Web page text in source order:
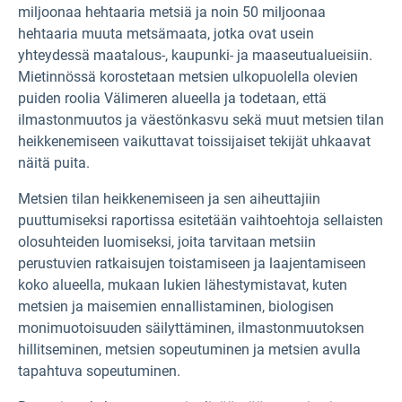
miljoonaa hehtaaria metsiä ja noin 50 miljoonaa
hehtaaria muuta metsämaata, jotka ovat usein
yhteydessä maatalous-, kaupunki- ja maaseutualueisiin.
Mietinnössä korostetaan metsien ulkopuolella olevien
puiden roolia Välimeren alueella ja todetaan, että
ilmastonmuutos ja väestönkasvu sekä muut metsien tilan
heikkenemiseen vaikuttavat toissijaiset tekijät uhkaavat
näitä puita.
Metsien tilan heikkenemiseen ja sen aiheuttajiin
puuttumiseksi raportissa esitetään vaihtoehtoja sellaisten
olosuhteiden luomiseksi, joita tarvitaan metsiin
perustuvien ratkaisujen toistamiseen ja laajentamiseen
koko alueella, mukaan lukien lähestymistavat, kuten
metsien ja maisemien ennallistaminen, biologisen
monimuotoisuuden säilyttäminen, ilmastonmuutoksen
hillitseminen, metsien sopeutuminen ja metsien avulla
tapahtuva sopeutuminen.